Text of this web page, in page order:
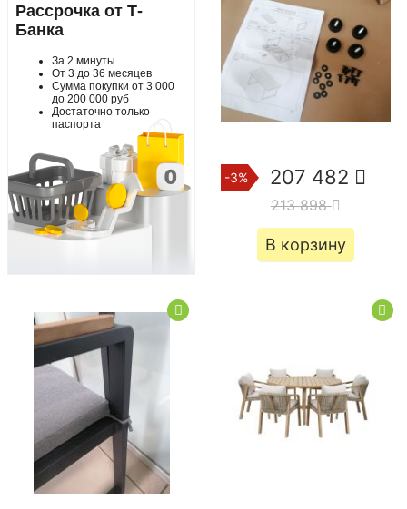
Рассрочка от Т-
Банка
За 2 минуты
От 3 до 36 месяцев
Сумма покупки от 3 000
до 200 000 руб
Достаточно только
паспорта
-3% 207 482
213 898
В корзину